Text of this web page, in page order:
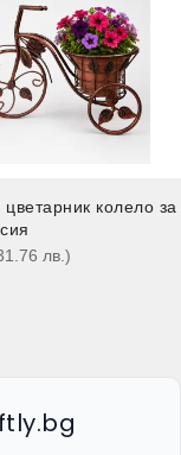
колело за
лв. )